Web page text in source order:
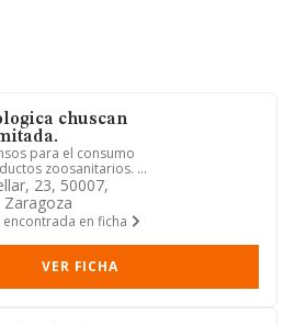
chuscan
para el consumo
zoosanitarios. -
cuida...23, 50007,
en ficha
VER FICHA